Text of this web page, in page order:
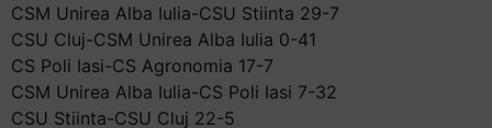
CSM Unirea Alba Iulia-CSU Stiinta 29-7
CSU Cluj-CSM Unirea Alba Iulia 0-41
CS Poli Iasi-CS Agronomia 17-7
CSM Unirea Alba Iulia-CS Poli Iasi 7-32
CSU Stiinta-CSU Cluj 22-5